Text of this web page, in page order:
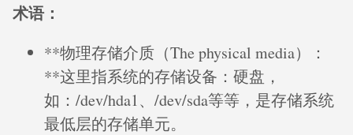
术语：
**物理存储介质（The physical media）：
**这里指系统的存储设备：硬盘，
如：/dev/hda1、/dev/sda等等，是存储系统
最低层的存储单元。